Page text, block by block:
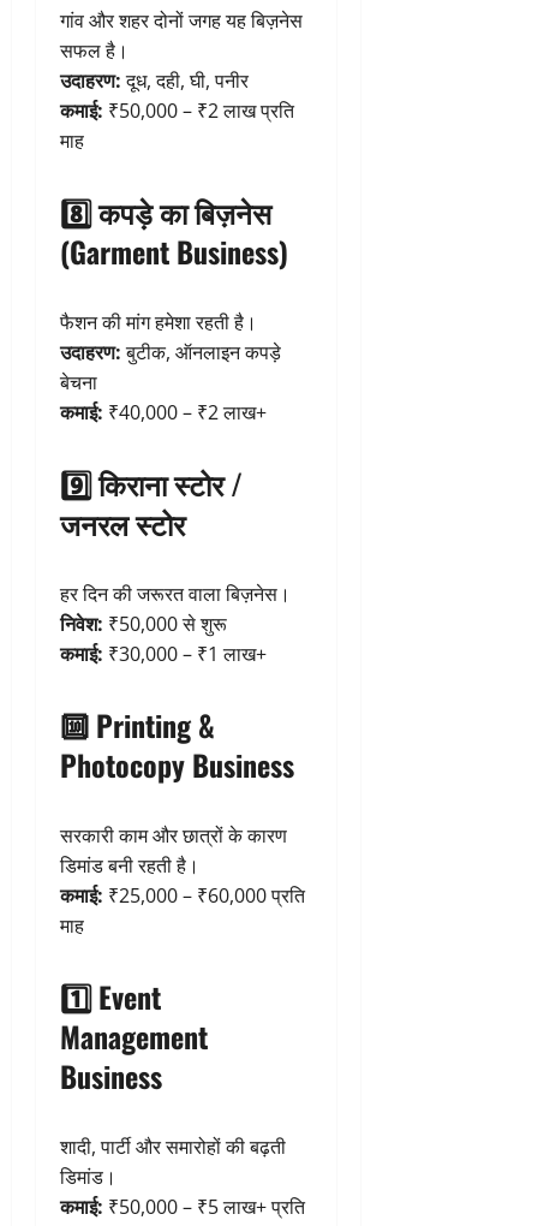
गांव और शहर दोनों जगह यह बिज़नेस
सफल है।
उदाहरण:दूध, दही, घी, पनीर
कमाई: ₹50,000 – ₹2 लाख प्रति
माह
8️⃣ कपड़े का बिज़नेस
(Garment Business)
फैशन की मांग हमेशा रहती है।
उदाहरण:बुटीक, ऑनलाइन कपड़े
बेचना
कमाई: ₹40,000 – ₹2 लाख+
9️⃣ किराना स्टोर /
जनरल स्टोर
हर दिन की जरूरत वाला बिज़नेस।
निवेश: ₹50,000 से शुरू
कमाई: ₹30,000 – ₹1 लाख+
🔟 Printing &
Photocopy Business
सरकारी काम और छात्रों के कारण
डिमांड बनी रहती है।
कमाई: ₹25,000 – ₹60,000 प्रति
माह
1️⃣ Event
Management
Business
शादी, पार्टी और समारोहों की बढ़ती
डिमांड।
कमाई: ₹50,000 – ₹5 लाख+ प्रति